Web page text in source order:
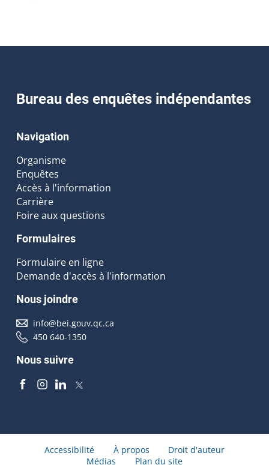
Bureau des enquêtes indépendantes
Navigation
Organisme
Enquêtes
Accès à l'information
Carrière
Foire aux questions
Formulaires
Formulaire en ligne
Demande d'accès à l'information
Nous joindre
info@bei.gouv.qc.ca
450 640-1350
Nous suivre
Accessibilité À propos
Droit d'auteur
Médias
Plan du site